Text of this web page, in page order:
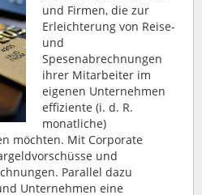
und Firmen, die zur
Erleichterung von Reise-
und
Spesenabrechnungen
ihrer Mitarbeiter im
eigenen Unternehmen
effiziente (i. d. R.
monatliche)
möchten. Mit Corporate
und
Parallel dazu
Unternehmen eine